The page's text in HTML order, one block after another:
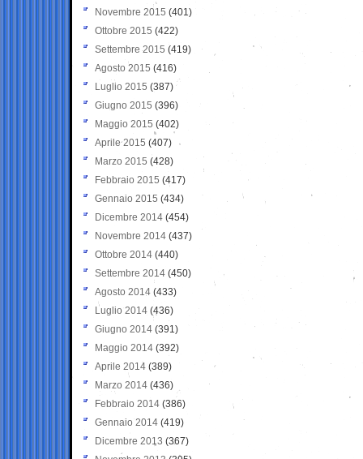
Novembre 2015 (401)
Ottobre 2015 (422)
Settembre 2015 (419)
Agosto 2015 (416)
Luglio 2015 (387)
Giugno 2015 (396)
Maggio 2015 (402)
Aprile 2015 (407)
Marzo 2015 (428)
Febbraio 2015 (417)
Gennaio 2015 (434)
Dicembre 2014 (454)
Novembre 2014 (437)
Ottobre 2014 (440)
Settembre 2014 (450)
Agosto 2014 (433)
Luglio 2014 (436)
Giugno 2014 (391)
Maggio 2014 (392)
Aprile 2014 (389)
Marzo 2014 (436)
Febbraio 2014 (386)
Gennaio 2014 (419)
Dicembre 2013 (367)